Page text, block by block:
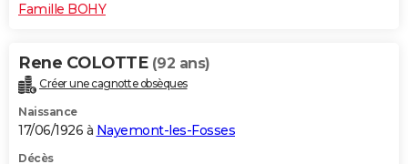
Famille BOHY
Rene COLOTTE (92 ans)
Créer une cagnotte obsèques
Naissance
17/06/1926 à Nayemont-les-Fosses
Décès